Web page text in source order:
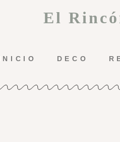
El
DECO